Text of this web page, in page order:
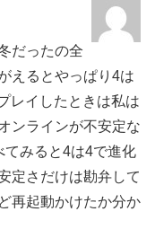
だったの全
えるとやっぱり4は
レイしたときは私は
ンラインが不安定な
てみると4は4で進化
定さだけは勘弁して
再起動かけたか分か